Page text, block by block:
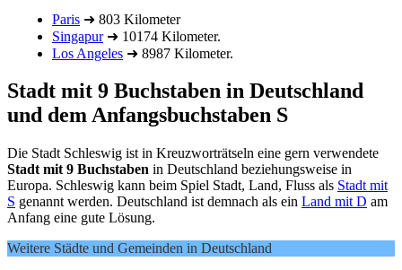
Paris ➜ 803 Kilometer
Singapur➜ 10174 Kilometer.
Los Angeles ➜ 8987 Kilometer.
Stadt mit 9 Buchstaben in Deutschland
und dem Anfangsbuchstaben S
Die Stadt Schleswig ist in Kreuzworträtseln eine gern verwendete
Stadt mit 9 Buchstaben in Deutschland beziehungsweise in
Europa. Schleswig kann beim Spiel Stadt, Land, Fluss als Stadt mit
S genannt werden. Deutschland ist demnach als ein Land mit D am
Anfang eine gute Lösung.
Weitere Städte und Gemeinden in Deutschland